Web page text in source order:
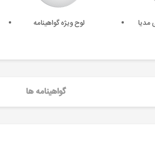
مدیا لوح ویژه گواهینامه
گواهینامه ها